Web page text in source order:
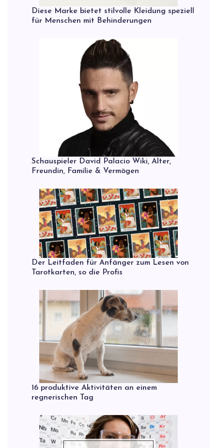
Diese Marke bietet stilvolle Kleidung speziell
für Menschen mit Behinderungen
Schauspieler David Palacio Wiki, Alter,
Freundin, Familie & Vermögen
Der Leitfaden für Anfänger zum Lesen von
Tarotkarten, so die Profis
16 produktive Aktivitäten an einem
regnerischen Tag